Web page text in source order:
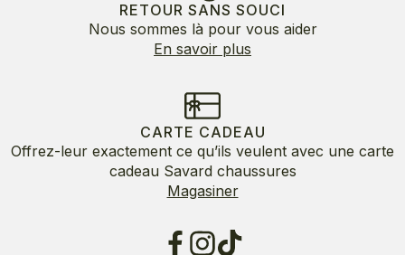
RETOUR SANS SOUCI
Nous sommes là pour vous aider
En savoir plus
CARTE CADEAU
Offrez-leur exactement ce qu’ils veulent avec une carte
cadeau Savard chaussures
Magasiner